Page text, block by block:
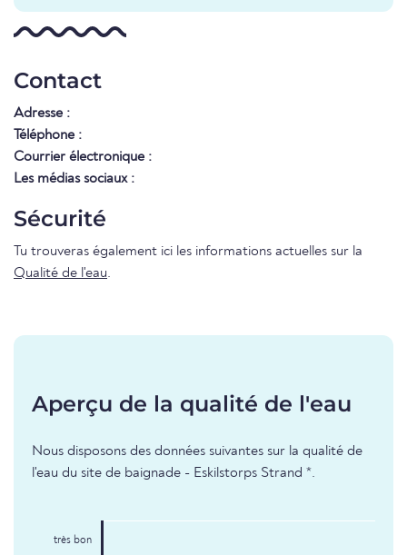
Contact
Adresse :
Téléphone :
Courrier électronique :
Les médias sociaux :
Sécurité
Tu trouveras également ici les informations actuelles sur la
Qualité de l'eau.
Aperçu de la qualité de l'eau
Nous disposons des données suivantes sur la qualité de
l'eau du site de baignade - Eskilstorps Strand *.
très bon